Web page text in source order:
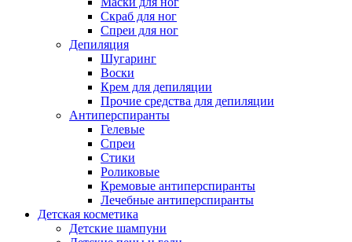
Скраб для ног
Спреи для ног
Депиляция
Шугаринг
Воски
Крем для депиляции
Прочие средства для депиляции
Антиперспиранты
Гелевые
Спреи
Стики
Роликовые
Кремовые антиперспиранты
Лечебные антиперспиранты
Детская косметика
Детские шампуни